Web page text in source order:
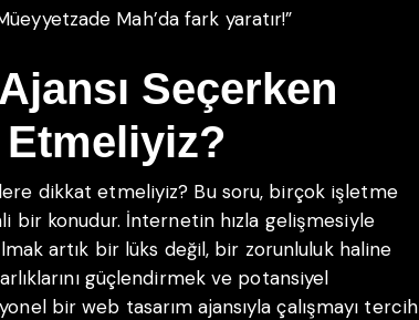
Mah’da fark yaratır!”
Seçerken
dikkat etmeliyiz? Bu soru, birçok işletme
bir konudur. İnternetin hızla gelişmesiyle
artık bir lüks değil, bir zorunluluk haline
güçlendirmek ve potansiyel
bir web tasarım ajansıyla çalışmayı tercih